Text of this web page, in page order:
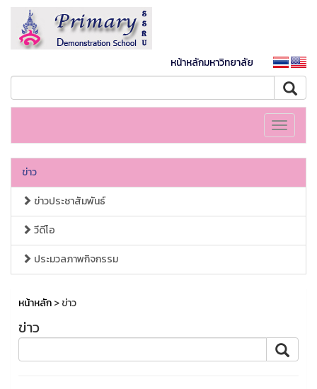
หน้าหลักมหาวิทยาลัย
Toggle
ข่าว
ข่าวประชาสัมพันธ์
วีดีโอ
ประมวลภาพกิจกรรม
หน้าหลัก> ข่าว
ข่าว